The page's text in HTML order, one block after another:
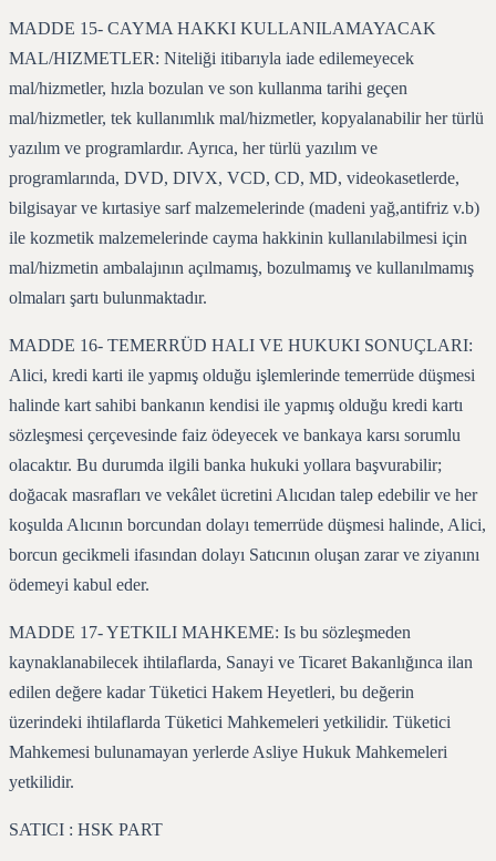
MADDE 15- CAYMA HAKKI KULLANILAMAYACAK
MAL/HIZMETLER: Niteliği itibarıyla iade edilemeyecek
mal/hizmetler, hızla bozulan ve son kullanma tarihi geçen
mal/hizmetler, tek kullanımlık mal/hizmetler, kopyalanabilir her türlü
yazılım ve programlardır. Ayrıca, her türlü yazılım ve
programlarında, DVD, DIVX, VCD, CD, MD, videokasetlerde,
bilgisayar ve kırtasiye sarf malzemelerinde (madeni yağ,antifriz v.b)
ile kozmetik malzemelerinde cayma hakkinin kullanılabilmesi için
mal/hizmetin ambalajının açılmamış, bozulmamış ve kullanılmamış
olmaları şartı bulunmaktadır.
MADDE 16- TEMERRÜD HALI VE HUKUKI SONUÇLARI:
Alici, kredi karti ile yapmış olduğu işlemlerinde temerrüde düşmesi
halinde kart sahibi bankanın kendisi ile yapmış olduğu kredi kartı
sözleşmesi çerçevesinde faiz ödeyecek ve bankaya karsı sorumlu
olacaktır. Bu durumda ilgili banka hukuki yollara başvurabilir;
doğacak masrafları ve vekâlet ücretini Alıcıdan talep edebilir ve her
koşulda Alıcının borcundan dolayı temerrüde düşmesi halinde, Alici,
borcun gecikmeli ifasından dolayı Satıcının oluşan zarar ve ziyanını
ödemeyi kabul eder.
MADDE 17- YETKILI MAHKEME: Is bu sözleşmeden
kaynaklanabilecek ihtilaflarda, Sanayi ve Ticaret Bakanlığınca ilan
edilen değere kadar Tüketici Hakem Heyetleri, bu değerin
üzerindeki ihtilaflarda Tüketici Mahkemeleri yetkilidir. Tüketici
Mahkemesi bulunamayan yerlerde Asliye Hukuk Mahkemeleri
yetkilidir.
SATICI : HSK PART